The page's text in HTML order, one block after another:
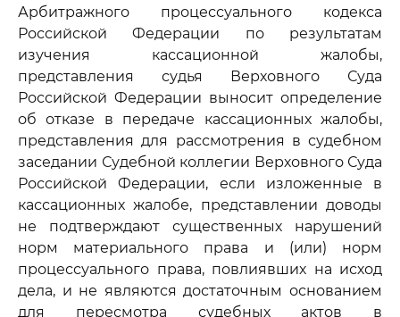
Арбитражного процессуального кодекса
Российской Федерации по результатам
изучения кассационной жалобы,
представления судья Верховного Суда
Российской Федерации выносит определение
об отказе в передаче кассационных жалобы,
представления для рассмотрения в судебном
заседании Судебной коллегии Верховного Суда
Российской Федерации, если изложенные в
кассационных жалобе, представлении доводы
не подтверждают существенных нарушений
норм материального права и (или) норм
процессуального права, повлиявших на исход
дела, и не являются достаточным основанием
для пересмотра судебных актов в